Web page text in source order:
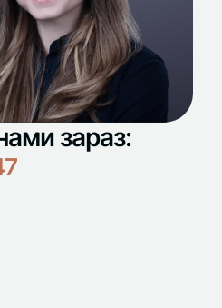
зараз: